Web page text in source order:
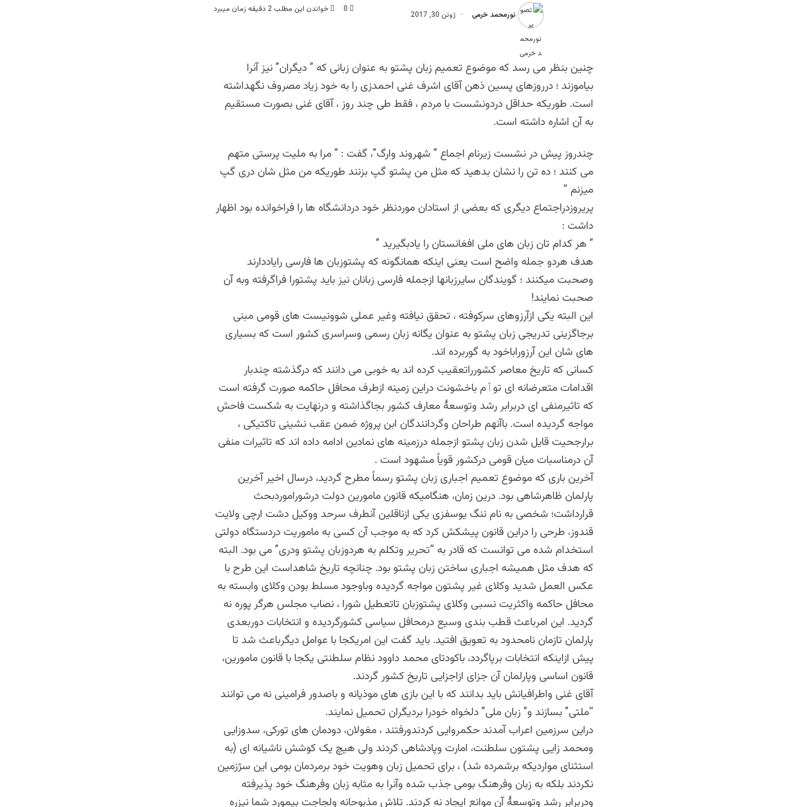
نورمحمد خرمی ژوئن 30, 2017
0 خواندن این مطلب 2 دقیقه زمان میبرد
چنین بنظر می رسد که موضوع تعمیم زبان پشتو به عنوان زبانی که ” دیگران” نیز آنرا
بیاموزند ؛ درروزهای پسین ذهن آقای اشرف غنی احمدزی را به خود زیاد مصروف نگهداشته
است. طوریکه حداقل دردونشست با مردم ، فقط طی چند روز ، آقای غنی بصورت مستقیم
به آن اشاره داشته است.
چندروز پیش در نشست زیرنام اجماع ” شهروند وارگ”، گفت : ” مرا به ملیت پرستی متهم
می کنند ؛ ده تن را نشان بدهید که مثل من پشتو گپ بزنند طوریکه من مثل شان دری گپ
میزنم “
پریروزدراجتماع دیگری که بعضی از استادان موردنظر خود دردانشگاه ها را فراخوانده بود اظهار
داشت :
” هر کدام تان زبان های ملی افغانستان را یادبگیرید ”
هدف هردو جمله واضح است یعنی اینکه همانگونه که پشتوزبان ها فارسی رایاددارند
وصحبت میکنند ؛ گویندگان سایرزبانها ازجمله فارسی زبانان نیز باید پشتورا فراگرفته وبه آن
صحبت نمایند!
این البته یکی ازآرزوهای سرکوفته ، تحقق نیافته وغیر عملی شوونیست های قومی مبنی
برجاگزینی تدریجی زبان پشتو به عنوان یگانه زبان رسمی وسراسری کشور است که بسیاری
های شان این آرزوراباخود به گوربرده اند.
کسانی که تاریخ معاصر کشورراتعقیب کرده اند به خوبی می دانند که درگذشته چندبار
اقدامات متعرضانه ای توٲم باخشونت دراین زمینه ازطرف محافل حاکمه صورت گرفته است
که تاثیرمنفی ای دربرابر رشد وتوسعهٔ معارف کشور بجاگذاشته و درنهایت به شکست فاحش
مواجه گردیده است. باآنهم طراحان وگردانندگان ابن پروژه ضمن عقب نشینی تاکتیکی ،
برارجحیت قایل شدن زبان پشتو ازجمله درزمینه های نمادین ادامه داده اند که تاثیرات منفی
آن درمناسبات میان قومی درکشور قویاً مشهود است .
آخرین باری که موضوع تعمیم اجباری زبان پشتو رسماً مطرح گردید، درسال اخیر آخرین
پارلمان ظاهرشاهی بود. درین زمان، هنگامیکه قانون مامورین دولت درشوراموردبحث
قرارداشت؛ شخصی به نام ننگ یوسفزی یکی ازناقلین آنطرف سرحد ووکیل دشت ارچی ولایت
قندوز، طرحی را دراین قانون پیشکش کرد که به موجب آن کسی به ماموریت دردستگاه دولتی
استخدام شده می توانست که قادر به “تحریر وتکلم به هردوزبان پشتو ودری” می بود. البته
که هدف مثل همیشه اجباری ساختن زبان پشتو بود. چنانچه تاریخ شاهداست این طرح با
عکس العمل شدید وکلای غیر پشتون مواجه گردیده وباوجود مسلط بودن وکلای وابسته به
محافل حاکمه واکثریت نسبی وکلای پشتوزبان تاتعطیل شورا ، نصاب مجلس هرگر پوره نه
گردید. این امرباعث قطب بندی وسیع درمحافل سیاسی کشورگردیده و انتخابات دوربعدی
پارلمان تازمان نامحدود به تعویق افتید. باید گفت این امریکجا با عوامل دیگرباعث شد تا
پیش ازاینکه انتخابات برپاگردد، باکودتای محمد داوود نظام سلطنتی یکجا با قانون مامورین،
قانون اساسی وپارلمان آن جزای ازاجزایی تاریخ کشور گردند.
آقای غنی واطرافیانش باید بدانند که با این بازی های موذیانه و باصدور فرامینی نه می توانند
“ملتی” بسازند و” زبان ملی” دلخواه خودرا بردیگران تحمیل نمایند.
دراین سرزمین اعراب آمدند حکمروایی کردندورفتند ، مغولان، دودمان های تورکی، سدوزایی
ومحمد زایی پشتون سلطنت، امارت وپادشاهی کردند ولی هیچ یک کوشش ناشیانه ای (به
استثنای مواردیکه برشمرده شد) ، برای تحمیل زبان وهویت خود برمردمان بومی این سژزمین
نکردند بلکه به زبان وفرهنگ بومی جذب شده وآنرا به مثابه زبان وفرهنگ خود پذیرفته
ودربرابر رشد وتوسعهٔ آن موانع ایجاد نه کردند. تلاش مذبوحانه ولجاجت بیمورد شما نیزره